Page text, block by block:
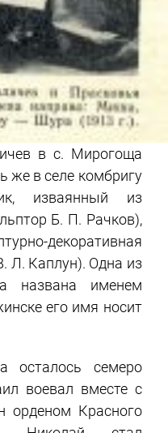
в с. Мирогоща
же в селе комбригу
изваянный из
Б. П. Рачков),
декоративная
Л. Каплун). Одна из
названа именем
его имя носит
осталось семеро
воевал вместе с
орденом Красного